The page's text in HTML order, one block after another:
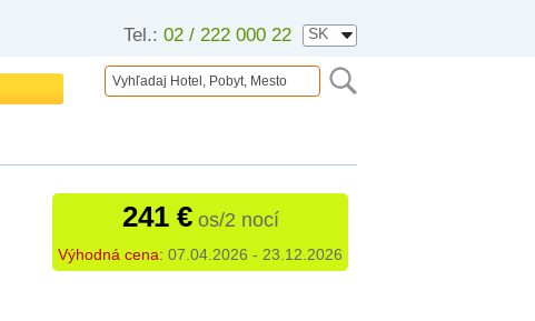
Tel.: 02 / 222 000 22
241 €os/2 nocí
Výhodná cena: 07.04.2026 - 23.12.2026